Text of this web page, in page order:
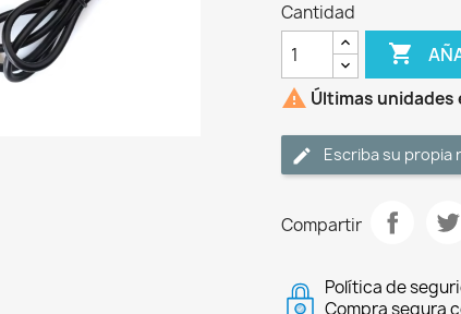
Cantidad

 Últimas unidades
Escriba su propia
Compartir
Política de
Compra segura